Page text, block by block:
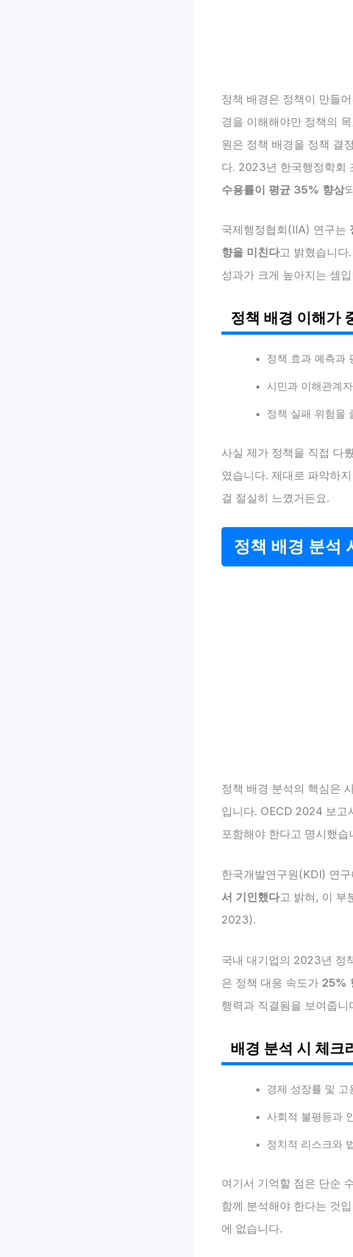
정책 배경은 정책이 만들
경을 이해해야만 정책의
원은 정책 배경을 정책 결
다. 2023년 한국행정학회
수용률이 평균 35% 향상
국제행정협회(IIA) 연구는
향을 미친다고 밝혔습니다
성과가 크게 높아지는 셈
정책 배경 이해가
정책 효과 예측과
시민과 이해관계
정책 실패 위험을
사실 제가 정책을 직접 다
였습니다. 제대로 파악하
걸 절실히 느꼈거든요.
정책 배경 분석
정책 배경 분석의 핵심은
입니다. OECD 2024 보고
포함해야 한다고 명시했
한국개발연구원(KDI) 연
서 기인했다고 밝혀, 이 부
2023).
국내 대기업의 2023년 정
은 정책 대응 속도가 25%
행력과 직결됨을 보여줍니
배경 분석 시 체크
경제 성장률 및 고
사회적 불평등과
정치적 리스크와
여기서 기억할 점은 단순
함께 분석해야 한다는 것
에 없습니다.